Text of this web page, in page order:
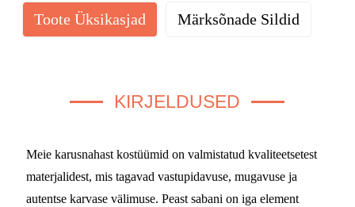
Toote Üksikasjad Märksõnade Sildid
KIRJELDUSED
Meie karusnahast kostüümid on valmistatud kvaliteetsetest
materjalidest, mis tagavad vastupidavuse, mugavuse ja
autentse karvase välimuse. Peast sabani on iga element